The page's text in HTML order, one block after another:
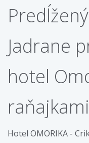
Jadrane
hotel
Hotel OMORIKA -